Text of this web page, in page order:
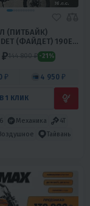
(ПИТБАЙК)
(ФАЙДЕТ) 190E
₽144 800 ₽ -21%
₽ 4 950 ₽
В 1 КЛИК
Механика
4T
Тайвань